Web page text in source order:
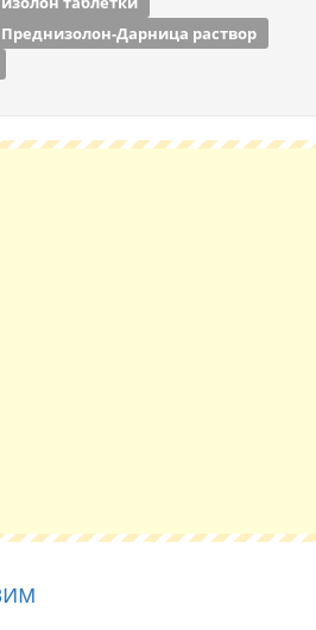
Преднизолон-Дарница раствор